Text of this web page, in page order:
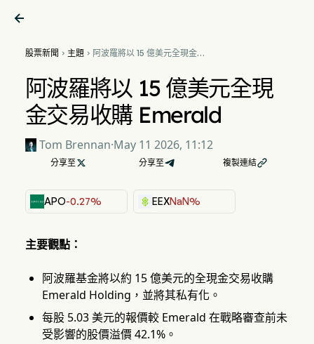

股票新聞  主題 阿波羅將以 15 億美元全現金
阿波羅將以 15 億美元全現
金交易收購 Emerald
Tom Brennan·May 11 2026, 11:12
分享至  分享至 複製連結
APO-0.27% EEXNaN%
主要觀點：
阿波羅基金將以約 15 億美元的全現金交易收購
Emerald Holding，並將其私有化。
每股 5.03 美元的報價較 Emerald 在戰略審查前未
受影響的股價溢價 42.1%。